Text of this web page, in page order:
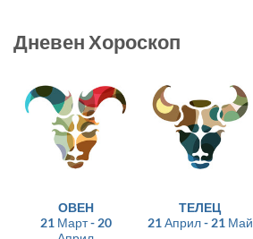
Дневен Хороскоп
ОВЕН
21 Март - 20
ТЕЛЕЦ
21 Април - 21 Май